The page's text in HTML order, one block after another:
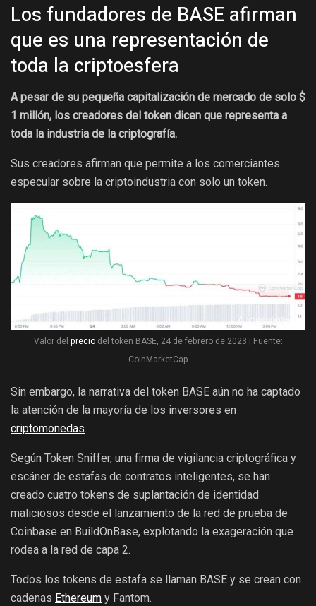
Los fundadores de BASE afirman
que es una representación de
toda la criptoesfera
A pesar de su pequeña capitalización de mercado de solo $
1 millón, los creadores del token dicen que representa a
toda la industria de la criptografía.
Sus creadores afirman que permite a los comerciantes
especular sobre la criptoindustria con solo un token.
Valor del preciodel token BASE, 24 de febrero de 2023 | Fuente:
CoinMarketCap
Sin embargo, la narrativa del token BASE aún no ha captado
la atención de la mayoría de los inversores en
criptomonedas.
Según Token Sniffer, una firma de vigilancia criptográfica y
escáner de estafas de contratos inteligentes, se han
creado cuatro tokens de suplantación de identidad
maliciosos desde el lanzamiento de la red de prueba de
Coinbase en BuildOnBase, explotando la exageración que
rodea a la red de capa 2.
Todos los tokens de estafa se llaman BASE y se crean con
cadenas Ethereum y Fantom.